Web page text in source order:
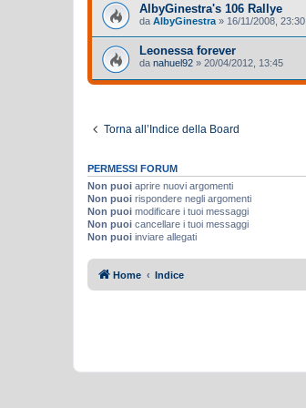
AlbyGinestra's 106 Rallye
da AlbyGinestra » 16/11/2008, 23:30
Leonessa forever
da nahuel92 » 20/04/2012, 13:45
Torna all’Indice della Board
PERMESSI FORUM
Non puoi aprire nuovi argomenti
Non puoi rispondere negli argomenti
Non puoi modificare i tuoi messaggi
Non puoi cancellare i tuoi messaggi
Non puoi inviare allegati
Home Indice